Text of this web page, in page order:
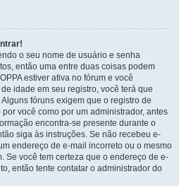
o seu nome de usuário e senha
então uma entre duas coisas podem
estiver ativa no fórum e você
idade em seu registro, você terá que
fóruns exigem que o registro de
você como por um administrador, antes
encontra-se presente durante o
siga às instruções. Se não recebeu e-
endereço de e-mail incorreto ou o mesmo
Se você tem certeza que o endereço de e-
então tente contatar o administrador do